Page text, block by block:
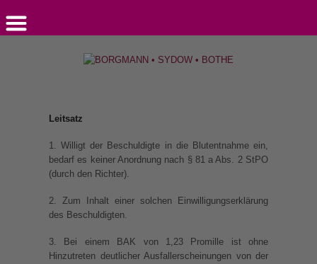
Leitsatz
1. Willigt der Beschuldigte in die Blutentnahme ein,
bedarf es keiner Anordnung nach § 81 a Abs. 2 StPO
(durch den Richter).
2. Zum Inhalt einer solchen Einwilligungserklärung
des Beschuldigten.
3. Bei einem BAK von 1,23 Promille ist ohne
Hinzutreten deutlicher Ausfallerscheinungen von der